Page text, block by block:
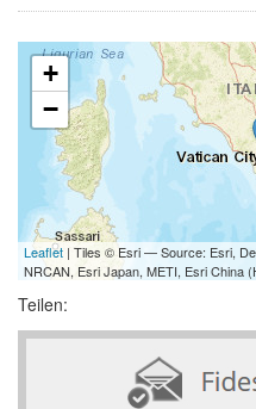
+
−
Leaflet | Tiles © Esri — Source: Esri,
NRCAN, Esri Japan, METI, Esri China
Teilen: